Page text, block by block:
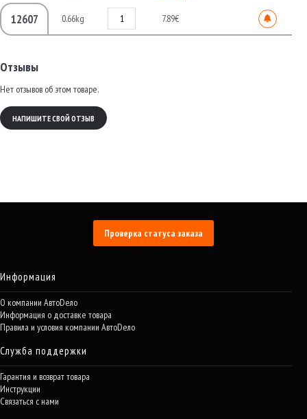
12607 0.66kg 7.89€
Отзывы
Нет отзывов об этом товаре.
НАПИШИТЕ СВОЙ ОТЗЫВ
Проверка статуса заказа
Информация
О компании АвтоDело
Информация о доставке товара
Правила и условия компании АвтоDело
Служба поддержки
Гарантия и возврат товара
Инструкции
Связаться с нами